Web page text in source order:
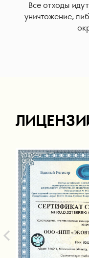
Все отходы
уничтожение,